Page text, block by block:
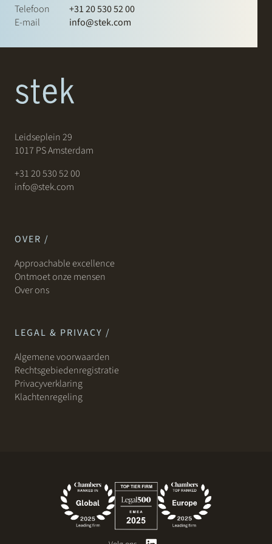
Telefoon
+31 20 530 52 00
E-mail
info@stek.com
Leidseplein 29
1017 PS Amsterdam
+31 20 530 52 00
info@stek.com
OVER /
Approachable excellence
Ontmoet onze mensen
Over ons
LEGAL & PRIVACY /
Algemene voorwaarden
Rechtsgebiedenregistratie
Privacyverklaring
Klachtenregeling